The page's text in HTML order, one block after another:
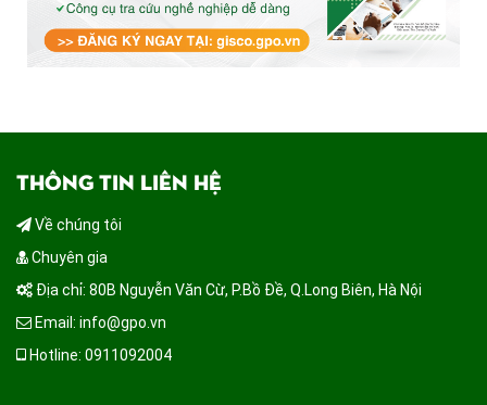
THÔNG TIN LIÊN HỆ
Về chúng tôi
Chuyên gia
Địa chỉ: 80B Nguyễn Văn Cừ, P.Bồ Đề, Q.Long Biên, Hà Nội
Email: info@gpo.vn
Hotline: 0911092004